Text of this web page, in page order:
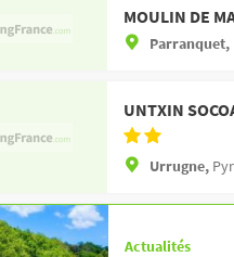
MOULIN DE
Parranquet,
UNTXIN
Urrugne,
Actualités